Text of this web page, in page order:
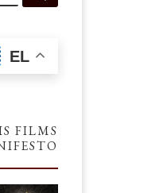
EL
FILMS